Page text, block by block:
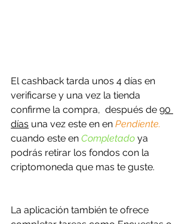
El cashback tarda unos 4 días en
verificarse y una vez la tienda
confirme la compra,  después de 90
días una vez este en en Pendiente.
cuando este en Completado ya
podrás retirar los fondos con la
criptomoneda que mas te guste.
La aplicación también te ofrece